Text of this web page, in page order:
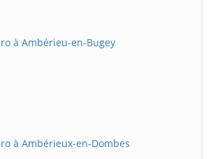
à Ambérieu-en-Bugey
à Ambérieux-en-Dombes